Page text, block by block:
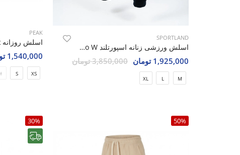
SPORTLAND
اسلش ورزشی زنانه اسپورتلند SwiftPro W
1,925,000 تومان 3,850,000 تومان
M
L
XL
PEAK
1,540,000 تومان
XS
S
50%
30%